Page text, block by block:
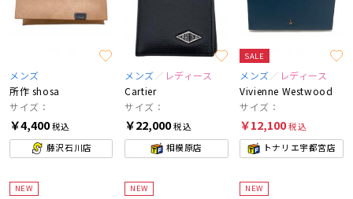
メンズ
所作 shosa
サイズ：
￥4,400税込
藤沢石川店
メンズ
レディース
Cartier
サイズ：
￥22,000税込
相模原店
SALE
メンズ
レディース
Vivienne Westwood
サイズ：
￥12,100税込
トナリエ宇都宮店
NEW NEW NEW